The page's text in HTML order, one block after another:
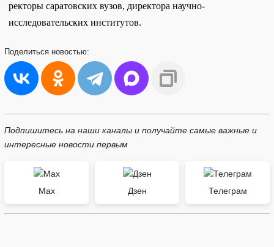
ректоры саратовских вузов, директора научно-
исследовательских институтов.
Поделиться новостью:
Подпишитесь на наши каналы и получайте самые важные и
интересные новости первым
Max Дзен Телеграм